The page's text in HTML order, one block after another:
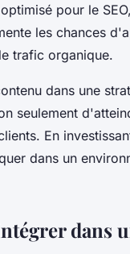
pour le
les chances
trafic organique.
dans une
seulement
En
dans un
dans